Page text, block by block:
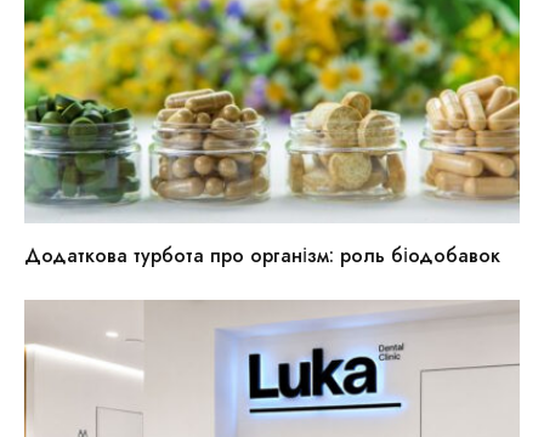
Додаткова турбота про організм: роль біодобавок